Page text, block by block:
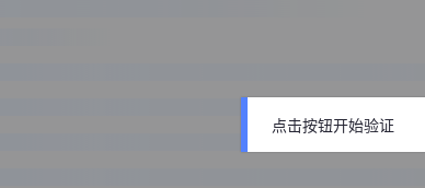
点击按钮开始验证